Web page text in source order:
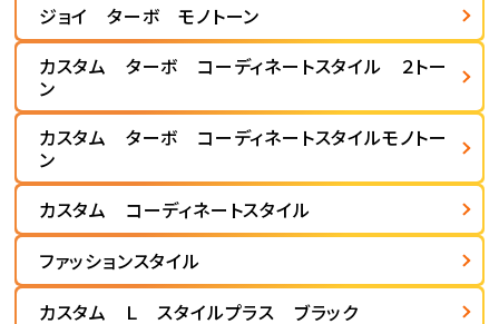
ジョイ ターボ モノトーン
カスタム ターボ コーディネートスタイル ２トー
ン
カスタム ターボ コーディネートスタイルモノトー
ン
カスタム コーディネートスタイル
ファッションスタイル
カスタム Ｌ スタイルプラス ブラック